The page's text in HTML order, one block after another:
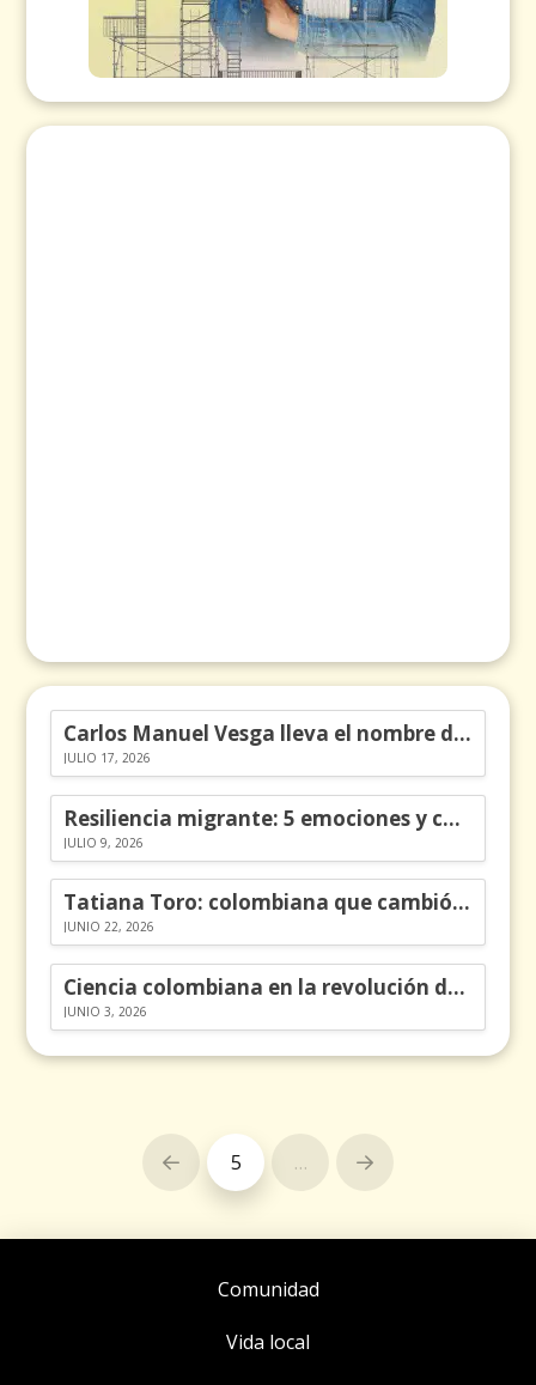
Carlos Manuel Vesga lleva el nombre de Colombia a los Emmy
JULIO 17, 2026
Resiliencia migrante: 5 emociones y cómo gestionarlas
JULIO 9, 2026
Tatiana Toro: colombiana que cambió la historia de las matemáticas
JUNIO 22, 2026
Ciencia colombiana en la revolución de los órganos en chips
JUNIO 3, 2026
Prev 5 … Next
Comunidad
Vida local